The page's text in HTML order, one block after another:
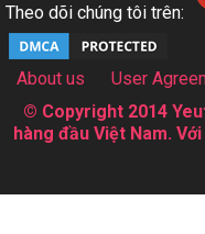
Theo dõi chúng tôi trên:
About us User
© Copyright 2014
hàng đầu Việt Nam.